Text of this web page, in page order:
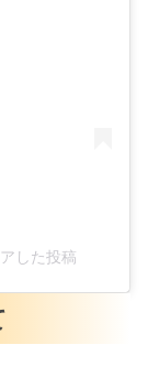
した投稿